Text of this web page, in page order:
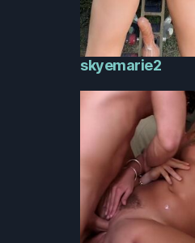
skyemarie2